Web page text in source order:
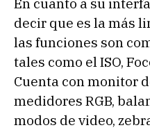
En cuanto a su
decir que es la más
las funciones son
tales como el ISO,
Cuenta con monitor
medidores RGB,
modos de video,